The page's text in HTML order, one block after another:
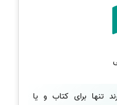
تنها برای کتاب و یا